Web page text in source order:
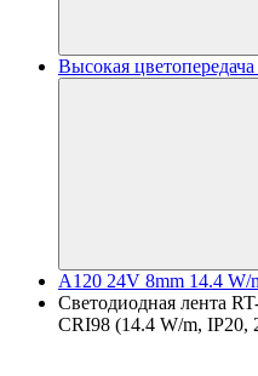
Высокая
A120 24V 8mm 14.4 W/
Светодиодная лента
CRI98 (14.4 W/m,